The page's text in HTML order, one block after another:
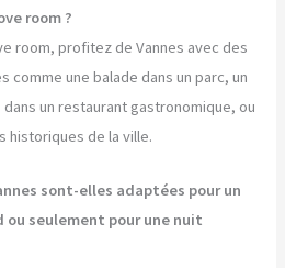
room ?
room, profitez de Vannes avec des
comme une balade dans un parc, un
un restaurant gastronomique, ou
historiques de la ville.
sont-elles adaptées pour un
ou seulement pour une nuit